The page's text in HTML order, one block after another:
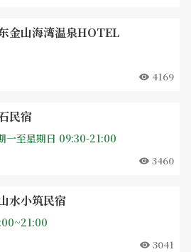
金山海湾温泉HOTEL
4169
民宿
一至星期日 09:30-21:00
3460
水小筑民宿
3041